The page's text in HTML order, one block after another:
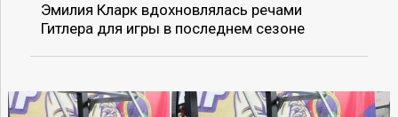
Эмилия Кларк вдохновлялась речами
Гитлера для игры в последнем сезоне